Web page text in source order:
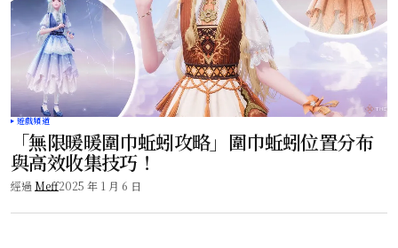
遊戲頻道
「無限暖暖圍巾蚯蚓攻略」圍巾蚯蚓位置分布
與高效收集技巧！
經過 Meff2025 年 1 月 6 日